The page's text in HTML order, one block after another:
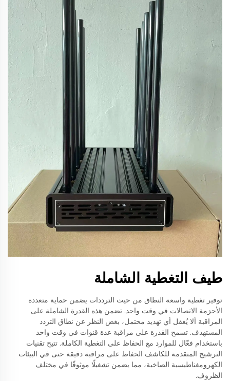
طيف التغطية الشاملة
توفير تغطية واسعة النطاق من حيث الترددات يضمن حماية متعددة
الأحزمة الاتصالات في وقت واحد. تضمن هذه القدرة الشاملة على
المراقبة ألا يُغفل أي تهديد محتمل، بغض النظر عن نطاق التردد
المستهدف. تسمح القدرة على مراقبة عدة قنوات في وقت واحد
باستخدام فعّال للموارد مع الحفاظ على التغطية الكاملة. تتيح تقنيات
الترشيح المتقدمة للكاشف الحفاظ على مراقبة دقيقة حتى في البيئات
الكهرومغناطيسية الصاخبة، مما يضمن تشغيلًا موثوقًا في مختلف
الظروف.